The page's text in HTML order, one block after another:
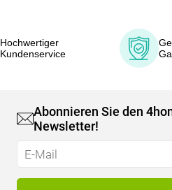
Hochwertiger
Kundenservice
Abonnieren Sie den
Newsletter!